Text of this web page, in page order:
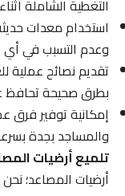
التغطية الشاملة أثناء
استخدام معدات حديثة
وعدم التسبب في أي
تقديم نصائح عملية
بطرق صحيحة تحافظ
إمكانية توفير فرق
والمساجد بجدة
تلميع أرضيات
أرضيات المصاعد؛ نحن